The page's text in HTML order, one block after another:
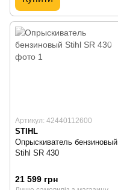
Артикул: 42440112600
STIHL
Опрыскиватель бензиновый
Stihl SR 430
21 599 грн